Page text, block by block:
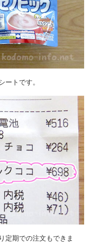
ートです。
定期での注文もできま